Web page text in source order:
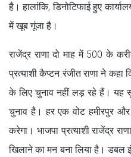
है। हालांकि, डिनोटिफाई हुए
में खूब गूंजा है।
राजेंद्र राणा दो माह में 500 के
प्रत्याशी कैप्टन रंजीत राणा ने
के लिए चुनाव नहीं लड़ रहे हैं। यह
चुनाव है। हर एक वोट हमीरपुर
करेगा। भाजपा प्रत्याशी राजेंद्र
खिलाने का मन बना लिया है। डबल